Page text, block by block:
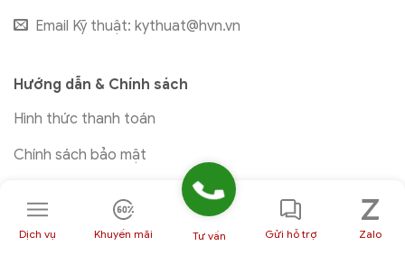
Email Kỹ thuật: kythuat@hvn.vn
Hướng dẫn & Chính sách
Hình thức thanh toán
Chính sách bảo mật
Chính sách hoàn tiền
Dịch vụ Khuyến mãi Tư vấn Gửi hỗ trợ Zalo